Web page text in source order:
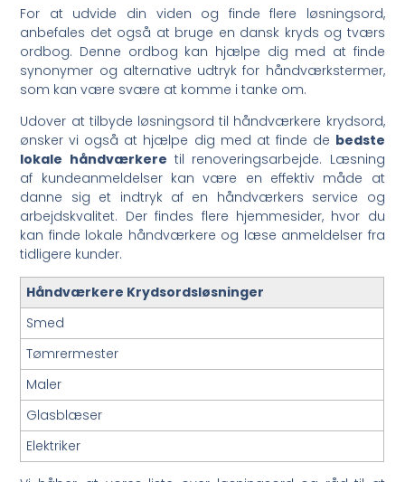
For at udvide din viden og finde flere løsningsord,
anbefales det også at bruge en dansk kryds og tværs
ordbog. Denne ordbog kan hjælpe dig med at finde
synonymer og alternative udtryk for håndværkstermer,
som kan være svære at komme i tanke om.
Udover at tilbyde løsningsord til håndværkere krydsord,
ønsker vi også at hjælpe dig med at finde de bedste
lokale håndværkere til renoveringsarbejde. Læsning
af kundeanmeldelser kan være en effektiv måde at
danne sig et indtryk af en håndværkers service og
arbejdskvalitet. Der findes flere hjemmesider, hvor du
kan finde lokale håndværkere og læse anmeldelser fra
tidligere kunder.
Håndværkere Krydsordsløsninger
Smed
Tømrermester
Maler
Glasblæser
Elektriker